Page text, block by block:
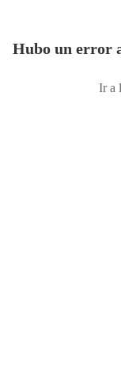
Hubo un error
Ir a